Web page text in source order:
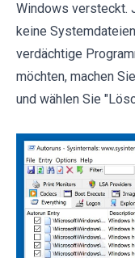
Windows versteckt.
keine
verdächtige
möchten, machen
und wählen Sie